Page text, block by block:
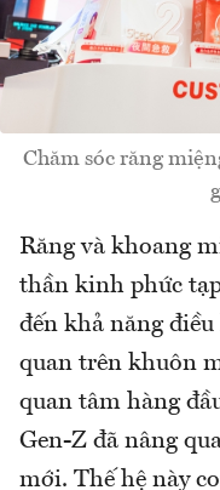
Chăm sóc răng
Răng và khoang
thần kinh phức
đến khả năng điều
quan trên khuôn
quan tâm hàng
Gen-Z đã nâng
mới. Thế hệ này